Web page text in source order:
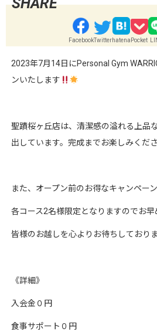
FacebookTwitterhatena Pocket
2023年7月14日にPersonal Gym
ンいたします
聖蹟桜ヶ丘店は、清潔感の溢れる上品
出しています。完成までお楽しみくだ
また、オープン前のお得なキャンペー
各コース2名様限定となりますのでお早
皆様のお越しを心よりお待ちしており
《詳細》
入会金０円
食事サポート０円